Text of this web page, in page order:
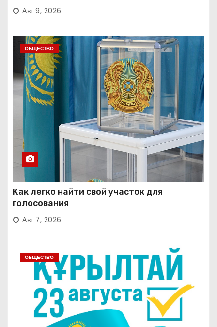
Авг 9, 2026
ОБЩЕСТВО
Как легко найти свой участок для
голосования
Авг 7, 2026
ОБЩЕСТВО